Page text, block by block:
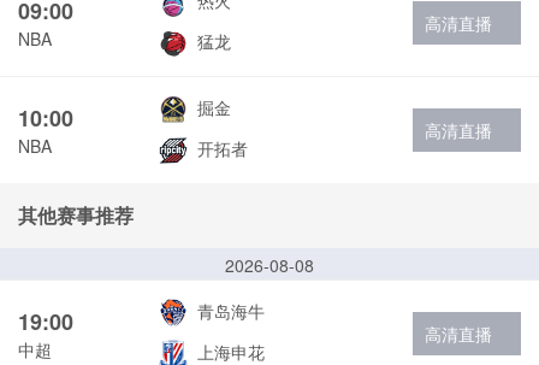
09:00
NBA
猛龙
高清直播
10:00
NBA
掘金
开拓者
高清直播
其他赛事推荐
2026-08-08
19:00
中超
青岛海牛
上海申花
高清直播